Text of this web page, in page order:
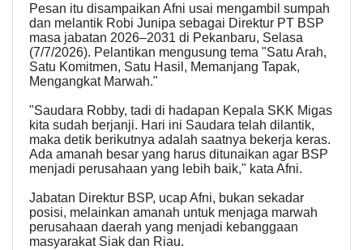
Pesan itu disampaikan Afni usai mengambil sumpah
dan melantik Robi Junipa sebagai Direktur PT BSP
masa jabatan 2026–2031 di Pekanbaru, Selasa
(7/7/2026). Pelantikan mengusung tema "Satu Arah,
Satu Komitmen, Satu Hasil, Memanjang Tapak,
Mengangkat Marwah."
"Saudara Robby, tadi di hadapan Kepala SKK Migas
kita sudah berjanji. Hari ini Saudara telah dilantik,
maka detik berikutnya adalah saatnya bekerja keras.
Ada amanah besar yang harus ditunaikan agar BSP
menjadi perusahaan yang lebih baik," kata Afni.
Jabatan Direktur BSP, ucap Afni, bukan sekadar
posisi, melainkan amanah untuk menjaga marwah
perusahaan daerah yang menjadi kebanggaan
masyarakat Siak dan Riau.